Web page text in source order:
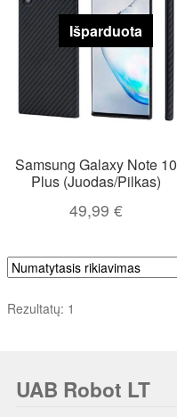
Išparduota
Samsung Galaxy Note 10
Plus (Juodas/Pilkas)
49,99€
Rezultatų: 1
UAB Robot LT